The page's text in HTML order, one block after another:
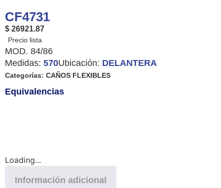
CF4731
$ 26921.87
MOD. 84/86
Medidas: 570Ubicación: DELANTERA
Categorías: CAÑOS FLEXIBLES
Equivalencias
Loading...
Información adicional